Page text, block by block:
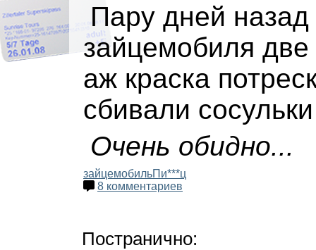
Пару дней
зайцемобиля
аж краска
сбивали
Очень обидно...
зайцемобильПи***ц
8 комментариев
Постранично: